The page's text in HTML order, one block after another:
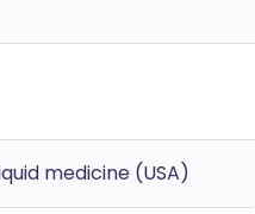
medicine (USA)